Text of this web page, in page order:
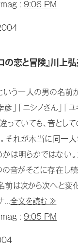
:9:06 PM
の恋と冒険』川上
いう一人の男の名前
彦」「ニシノさん」「
ていても、音として
それが本当に同一人
かは明らかではない
の音がそこに存在し続
前は次から次へと変
...全文を読む ≫
:9:05 PM